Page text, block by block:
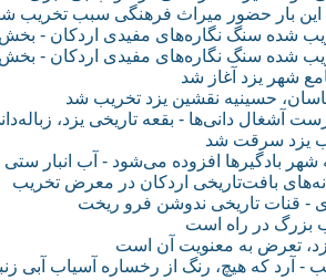
شده سنگ نگاره‌های مفیدی اردکان -
شده سنگ نگاره‌های مفیدی اردکان -
شهر یزد آغاز شد
حسینیه نقشین یزد تخریب شد
آشغال دانی‌ها - بقعه تاریخی یزد،
یزد سرقت شد
بادگیرها افزوده می‌شود - آب انبار ستی
بافت‌تاریخی اردکان در معرض تخریب
- قنات تاریخی ندوشن فرو ریخت
تعرض به معنویت آن است
- آرد که هیچ، رنگ از رخساره آسیاب آبی